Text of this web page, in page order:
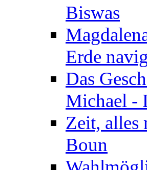
Biswas
Erde
Das
Michael -
Zeit, alles
Boun